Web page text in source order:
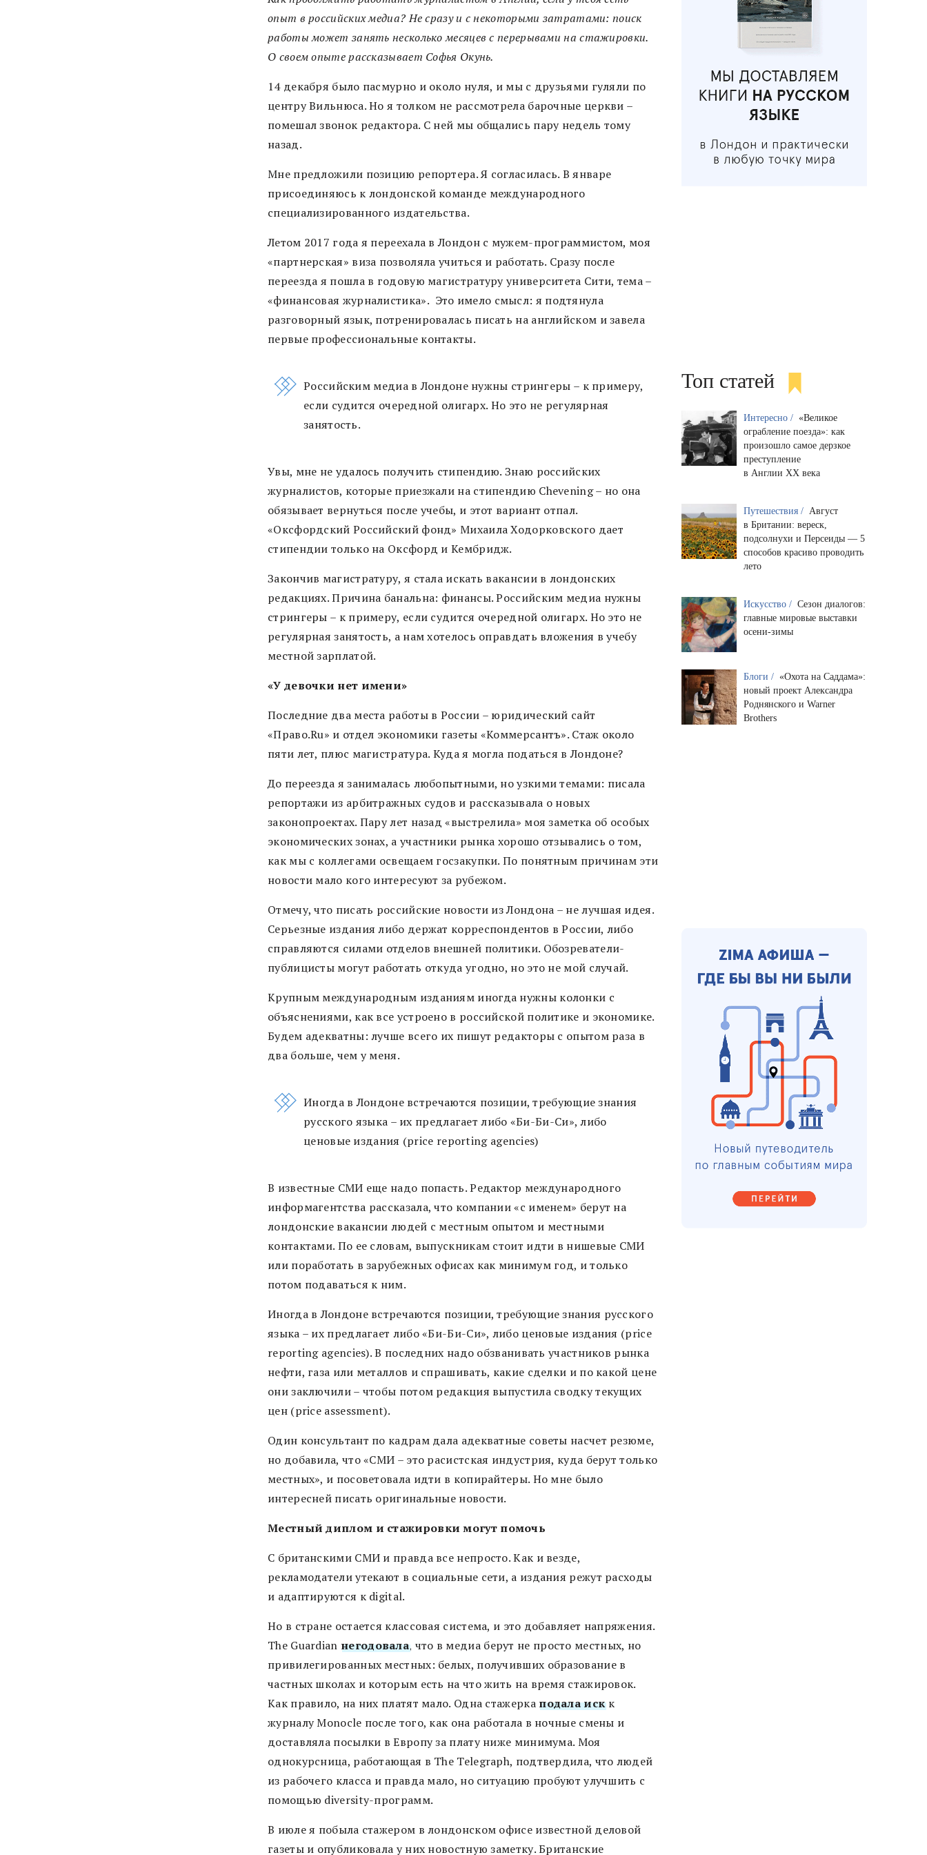
опыт в российских медиа? Не сразу и с некоторыми затратами: поиск
работы может занять несколько месяцев с перерывами на стажировки.
О своем опыте рассказывает Софья Окунь.
14 декабря было пасмурно и около нуля, и мы с друзьями гуляли по
центру Вильнюса. Но я толком не рассмотрела барочные церкви –
помешал звонок редактора. С ней мы общались пару недель тому
назад.
Мне предложили позицию репортера. Я согласилась. В январе
присоединяюсь к лондонской команде международного
специализированного издательства.
Летом 2017 года я переехала в Лондон с мужем-программистом, моя
«партнерская» виза позволяла учиться и работать. Сразу после
переезда я пошла в годовую магистратуру университета Сити, тема –
«финансовая журналистика». Это имело смысл: я подтянула
разговорный язык, потренировалась писать на английском и завела
первые профессиональные контакты.
Российским медиа в Лондоне нужны стрингеры – к примеру,
если судится очередной олигарх. Но это не регулярная
занятость.
Увы, мне не удалось получить стипендию. Знаю российских
журналистов, которые приезжали на стипендию Chevening – но она
обязывает вернуться после учебы, и этот вариант отпал.
«Оксфордский Российский фонд» Михаила Ходорковского дает
стипендии только на Оксфорд и Кембридж.
Закончив магистратуру, я стала искать вакансии в лондонских
редакциях. Причина банальна: финансы. Российским медиа нужны
стрингеры – к примеру, если судится очередной олигарх. Но это не
регулярная занятость, а нам хотелось оправдать вложения в учебу
местной зарплатой.
«У девочки нет имени»
Последние два места работы в России – юридический сайт
«Право.Ru» и отдел экономики газеты «Коммерсантъ». Стаж около
пяти лет, плюс магистратура. Куда я могла податься в Лондоне?
До переезда я занималась любопытными, но узкими темами: писала
репортажи из арбитражных судов и рассказывала о новых
законопроектах. Пару лет назад «выстрелила» моя заметка об особых
экономических зонах, а участники рынка хорошо отзывались о том,
как мы с коллегами освещаем госзакупки. По понятным причинам эти
новости мало кого интересуют за рубежом.
Отмечу, что писать российские новости из Лондона – не лучшая идея.
Серьезные издания либо держат корреспондентов в России, либо
справляются силами отделов внешней политики. Обозреватели-
публицисты могут работать откуда угодно, но это не мой случай.
Крупным международным изданиям иногда нужны колонки с
объяснениями, как все устроено в российской политике и экономике.
Будем адекватны: лучше всего их пишут редакторы с опытом раза в
два больше, чем у меня.
Иногда в Лондоне встречаются позиции, требующие знания
русского языка – их предлагает либо «Би-Би-Си», либо
ценовые издания (price reporting agencies)
В известные СМИ еще надо попасть. Редактор международного
информагентства рассказала, что компании «с именем» берут на
лондонские вакансии людей с местным опытом и местными
контактами. По ее словам, выпускникам стоит идти в нишевые СМИ
или поработать в зарубежных офисах как минимум год, и только
потом подаваться к ним.
Иногда в Лондоне встречаются позиции, требующие знания русского
языка – их предлагает либо «Би-Би-Си», либо ценовые издания (price
reporting agencies). В последних надо обзванивать участников рынка
нефти, газа или металлов и спрашивать, какие сделки и по какой цене
они заключили – чтобы потом редакция выпустила сводку текущих
цен (price assessment).
Один консультант по кадрам дала адекватные советы насчет резюме,
но добавила, что «СМИ – это расистская индустрия, куда берут только
местных», и посоветовала идти в копирайтеры. Но мне было
интересней писать оригинальные новости.
Местный диплом и стажировки могут помочь
С британскими СМИ и правда все непросто. Как и везде,
рекламодатели утекают в социальные сети, а издания режут расходы
и адаптируются к digital.
Но в стране остается классовая система, и это добавляет напряжения.
The Guardian негодовала, что в медиа берут не просто местных, но
привилегированных местных: белых, получивших образование в
частных школах и которым есть на что жить на время стажировок.
Как правило, на них платят мало. Одна стажерка подала искк
журналу Monocle после того, как она работала в ночные смены и
доставляла посылки в Европу за плату ниже минимума. Моя
однокурсница, работающая в The Telegraph, подтвердила, что людей
из рабочего класса и правда мало, но ситуацию пробуют улучшить с
помощью diversity-программ.
В июле я побыла стажером в лондонском офисе известной деловой
газеты и опубликовала у них новостную заметку. Британские
Топ статей
Интересно / «Великое
ограбление поезда»: как
произошло самое дерзкое
преступление
в Англии XX века
Путешествия / Август
в Британии: вереск,
подсолнухи и Персеиды — 5
способов красиво проводить
лето
Искусство / Сезон диалогов:
главные мировые выставки
осени-зимы
Блоги / «Охота на Саддама»:
новый проект Александра
Роднянского и Warner
Brothers